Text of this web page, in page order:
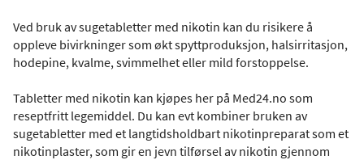
Ved bruk av sugetabletter med nikotin kan du risikere å
oppleve bivirkninger som økt spyttproduksjon, halsirritasjon,
hodepine, kvalme, svimmelhet eller mild forstoppelse.
Tabletter med nikotin kan kjøpes her på Med24.no som
reseptfritt legemiddel. Du kan evt kombiner bruken av
sugetabletter med et langtidsholdbart nikotinpreparat som et
nikotinplaster, som gir en jevn tilførsel av nikotin gjennom